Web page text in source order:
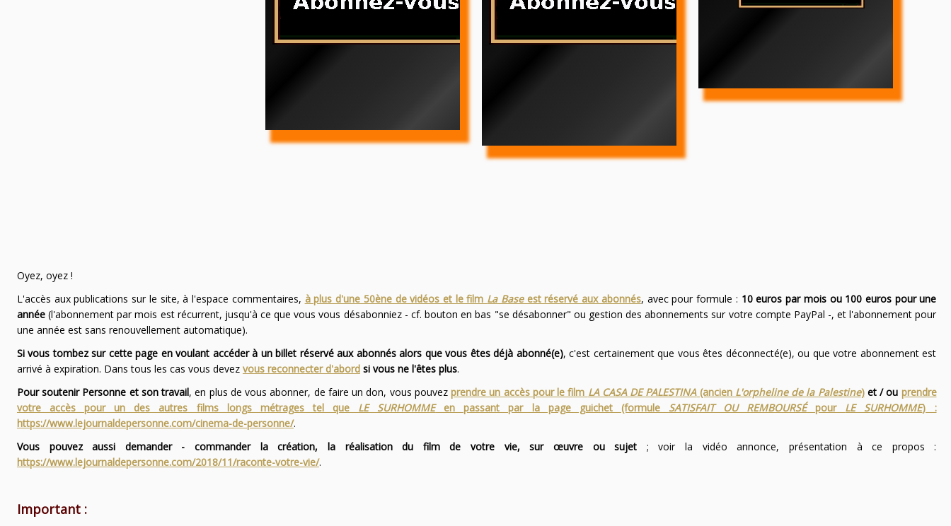
Oyez, oyez !
L'accès aux publications sur le site, à l'espace commentaires, à plus d'une 50ène de vidéos et le film La Baseest réservé aux abonnés, avec pour formule : 10 euros par mois ou 100 euros pour une
année(l'abonnement par mois est récurrent, jusqu'à ce que vous vous désabonniez - cf. bouton en bas "se désabonner" ou gestion des abonnements sur votre compte PayPal -, et l'abonnement pour
une année est sans renouvellement automatique).
Si vous tombez sur cette page en voulant accéder à un billet réservé aux abonnés alors que vous êtes déjà abonné(e), c'est certainement que vous êtes déconnecté(e), ou que votre abonnement est
arrivé à expiration. Dans tous les cas vous devez vous reconnecter d'abordsi vous ne l'êtes plus.
Pour soutenir Personne et son travail, en plus de vous abonner, de faire un don, vous pouvezprendre un accès pour le film LA CASA DE PALESTINA(ancien L'orpheline de la Palestine)et / ou prendre
votre accès pour un des autres films longs métrages tel que LE SURHOMMEen passant par la page guichet (formule SATISFAIT OU REMBOURSÉpour LE SURHOMME) :
https://www.lejournaldepersonne.com/cinema-de-personne/.
Vous pouvez aussi demander - commander la création, la réalisation du film de votre vie, sur œuvre ou sujet ; voir la vidéo annonce, présentation à ce propos :
https://www.lejournaldepersonne.com/2018/11/raconte-votre-vie/.
Important :